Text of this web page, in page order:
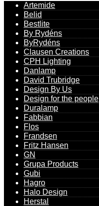
Artemide
Belid
Bestlite
By Rydéns
ByRydéns
Clausen Creations
CPH Lighting
Danlamp
David Trubridge
Design By Us
Design for the people
Duralamp
Fabbian
Flos
Frandsen
Fritz Hansen
GN
Grupa Products
Gubi
Hagro
Halo Design
Herstal